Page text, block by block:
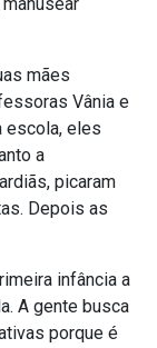
mães
Vânia e
escola, eles
a
picaram
Depois as
infância a
A gente busca
porque é